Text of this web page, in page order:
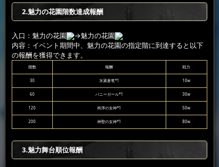
2.魅力の花園階数達成報酬
入口：魅力の花園
→魅力の花園
内容：イベント期間中、魅力の花園の指定階に到達すると以下
の報酬を獲得できます。
階数 報酬 戦力
30 氷翼蒼竜*1 10w
60 バニーガール*1 30w
120 秩序の女神*1 50w
200 神聖の女神*1 80w
3.魅力舞台順位報酬